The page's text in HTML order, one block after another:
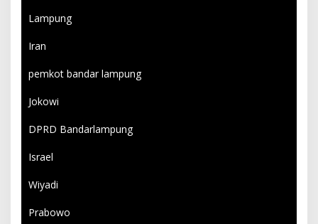
Lampung
Iran
pemkot bandar lampung
Jokowi
DPRD Bandarlampung
Israel
Wiyadi
Prabowo